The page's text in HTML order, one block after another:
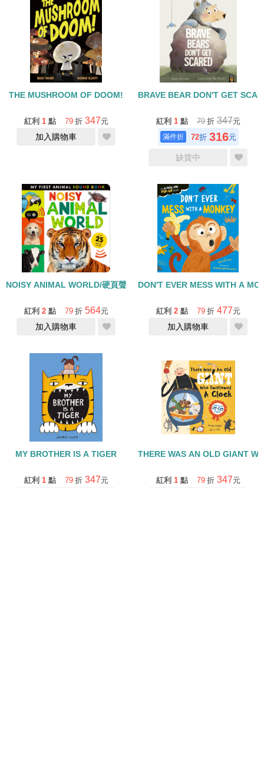
THE MUSHROOM OF DOOM!
紅利 1 點 79 折 347元
加入購物車
BRAVE BEAR DON'T GET
紅利 1 點 79 折347元
72折 316元
缺貨中
NOISY ANIMAL WORLD/硬頁聲音書
紅利 2 點 79 折 564元
加入購物車
DON'T EVER MESS WITH A
紅利 2 點 79 折 477元
加入購物車
MY BROTHER IS A TIGER
紅利 1 點 79 折 347元
THERE WAS AN OLD GIANT
紅利 1 點 79 折 347元